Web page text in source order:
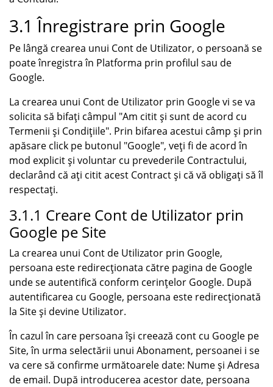
3.1 Înregistrare prin Google
Pe lângă crearea unui Cont de Utilizator, o persoană se
poate înregistra în Platforma prin profilul sau de
Google.
La crearea unui Cont de Utilizator prin Google vi se va
solicita să bifați câmpul "Am citit și sunt de acord cu
Termenii și Condițiile". Prin bifarea acestui câmp și prin
apăsare click pe butonul "Google", veți fi de acord în
mod explicit și voluntar cu prevederile Contractului,
declarând că ați citit acest Contract și că vă obligați să îl
respectați.
3.1.1 Creare Cont de Utilizator prin
Google pe Site
La crearea unui Cont de Utilizator prin Google,
persoana este redirecționata către pagina de Google
unde se autentifică conform cerințelor Google. După
autentificarea cu Google, persoana este redirecționată
la Site și devine Utilizator.
În cazul în care persoana își creează cont cu Google pe
Site, în urma selectării unui Abonament, persoanei i se
va cere să confirme următoarele date: Nume și Adresa
de email. După introducerea acestor date, persoana